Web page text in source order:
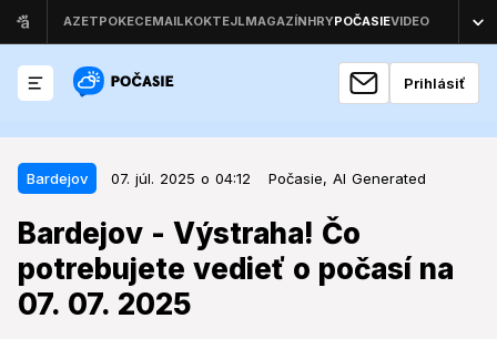
Prihlásiť
Bardejov 07. júl. 2025 o 04:12 Počasie, AI Generated
Bardejov - Výstraha! Čo
potrebujete vedieť o počasí na
07. 07. 2025
Bardejov 07. júl. 2025 o 04:12
Bardejov - Výstraha! Čo
potrebujete vedieť o počasí na 07.
07. 2025